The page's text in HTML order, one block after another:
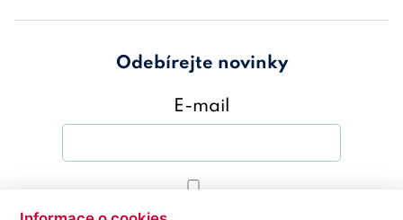
Odebírejte novinky
E-mail
Souhlasím sZásady ochrany osobních